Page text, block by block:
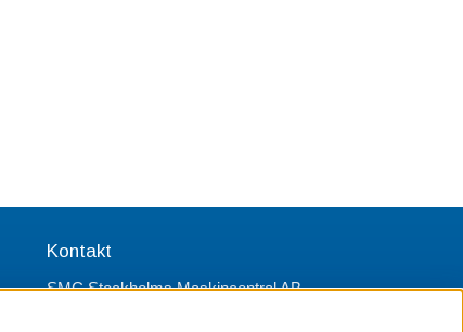
Kontakt
SMC Stockholms Maskincentral AB